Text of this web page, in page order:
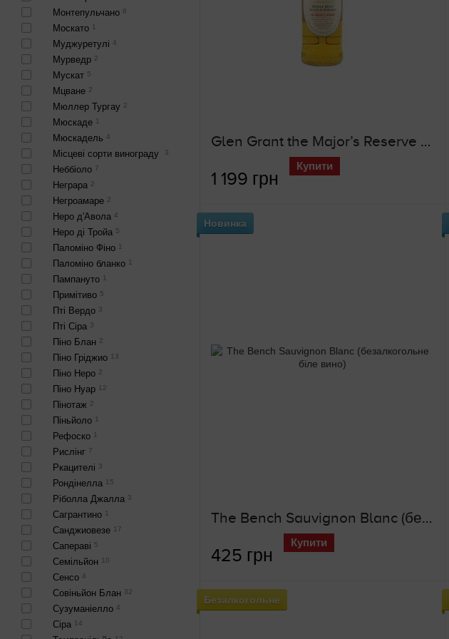
Glen Grant the Major’s Reserve (шотландське віскі)
1 199 грн
Купити
Новинка
The Bench Sauvignon Blanc (безалкогольне біле вино)
425 грн
Купити
Безалкогольне
Монтепульчано 6
Москато 1
Муджуретулі 4
Мурведр 2
Мускат 5
Мцване 2
Мюллер Тургау 2
Мюскаде 1
Мюскадель 4
Місцеві сорти винограду 3
Неббіоло 7
Неграра 2
Негроамаре 2
Неро д'Авола 4
Неро ді Тройа 5
Паломіно Фіно 1
Паломіно бланко 1
Пампануто 1
Примітиво 5
Пті Вердо 3
Пті Сіра 3
Піно Блан 2
Піно Гріджио 13
Піно Неро 2
Піно Нуар 12
Пінотаж 2
Піньйоло 1
Рефоско 1
Рислінг 7
Ркацителі 3
Рондінелла 15
Ріболла Джалла 3
Сагрантино 1
Санджиовезе 17
Сапераві 5
Семільйон 10
Сенсо 4
Совіньйон Блан 32
Сузуманіелло 4
Сіра 14